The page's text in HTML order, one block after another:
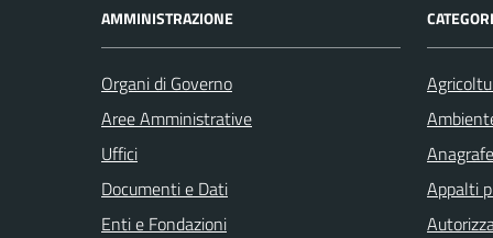
AMMINISTRAZIONE
Organi di Governo
Aree Amministrative
Uffici
Documenti e Dati
Enti e Fondazioni
Appalti